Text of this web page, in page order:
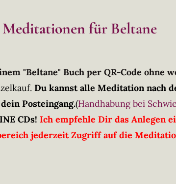
für Beltane
"Beltane" Buch per QR-Code ohne
Du kannst alle Meditation nach
Posteingang.(Handhabung bei
CDs! Ich empfehle Dir das Anlegen
jederzeit Zugriff auf die